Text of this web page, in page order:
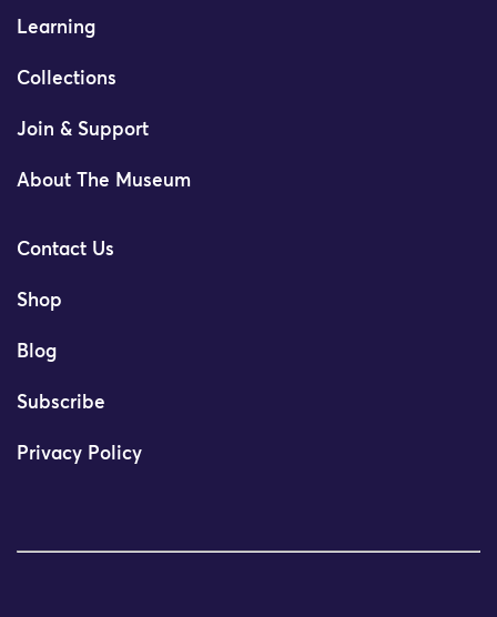
Learning
Collections
Join & Support
About The Museum
Contact Us
Shop
Blog
Subscribe
Privacy Policy